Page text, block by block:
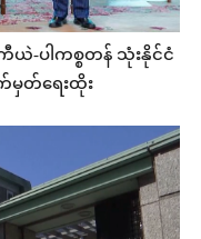
-ပါကစ္စတန် သုံးနိုင်ငံ
တ်ရေးထိုး